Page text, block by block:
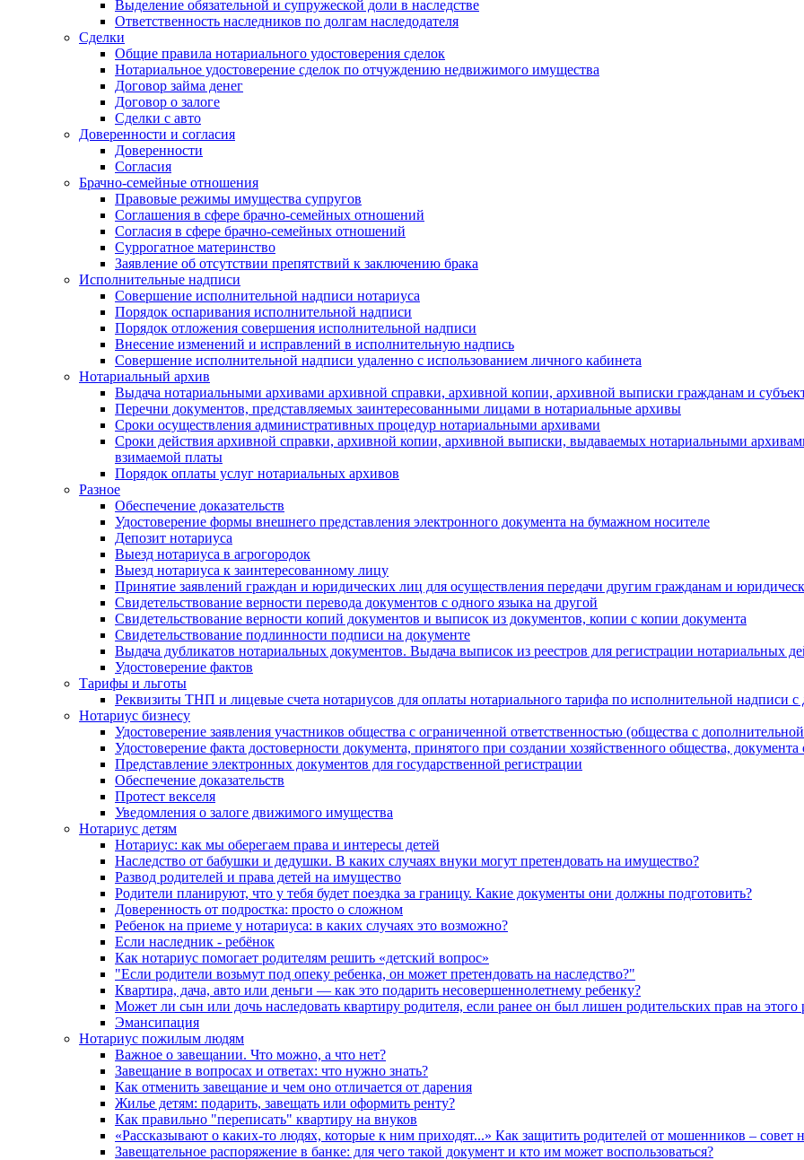
Выделение обязательной и супружеской доли в наследстве
Ответственность наследников по долгам наследодателя
Сделки
Общие правила нотариального удостоверения сделок
Нотариальное удостоверение сделок по отчуждению недвижимого имущества
Договор займа денег
Договор о залоге
Сделки с авто
Доверенности и согласия
Доверенности
Согласия
Брачно-семейные отношения
Правовые режимы имущества супругов
Соглашения в сфере брачно-семейных отношений
Согласия в сфере брачно-семейных отношений
Суррогатное материнство
Заявление об отсутствии препятствий к заключению брака
Исполнительные надписи
Совершение исполнительной надписи нотариуса
Порядок оспаривания исполнительной надписи
Порядок отложения совершения исполнительной надписи
Внесение изменений и исправлений в исполнительную надпись
Совершение исполнительной надписи удаленно с использованием личного кабинета
Нотариальный архив
Выдача нотариальными архивами архивной справки, архивной копии, архивной выписки гражданам и
Перечни документов, представляемых заинтересованными лицами в нотариальные архивы
Сроки осуществления административных процедур нотариальными архивами
Сроки действия архивной справки, архивной копии, архивной выписки, выдаваемых нотариальными
взимаемой платы
Порядок оплаты услуг нотариальных архивов
Разное
Обеспечение доказательств
Удостоверение формы внешнего представления электронного документа на бумажном носителе
Депозит нотариуса
Выезд нотариуса в агрогородок
Выезд нотариуса к заинтересованному лицу
Принятие заявлений граждан и юридических лиц для осуществления передачи другим гражданам и
Свидетельствование верности перевода документов с одного языка на другой
Свидетельствование верности копий документов и выписок из документов, копии с копии документа
Свидетельствование подлинности подписи на документе
Выдача дубликатов нотариальных документов. Выдача выписок из реестров для регистрации нотариальных
Удостоверение фактов
Тарифы и льготы
Реквизиты ТНП и лицевые счета нотариусов для оплаты нотариального тарифа по исполнительной надписи с
Нотариус бизнесу
Удостоверение заявления участников общества с ограниченной ответственностью (общества с
Удостоверение факта достоверности документа, принятого при создании хозяйственного общества,
Представление электронных документов для государственной регистрации
Обеспечение доказательств
Протест векселя
Уведомления о залоге движимого имущества
Нотариус детям
Нотариус: как мы оберегаем права и интересы детей
Наследство от бабушки и дедушки. В каких случаях внуки могут претендовать на имущество?
Развод родителей и права детей на имущество
Родители планируют, что у тебя будет поездка за границу. Какие документы они должны подготовить?
Доверенность от подростка: просто о сложном
Ребенок на приеме у нотариуса: в каких случаях это возможно?
Если наследник - ребёнок
Как нотариус помогает родителям решить «детский вопрос»
"Если родители возьмут под опеку ребенка, он может претендовать на наследство?"
Квартира, дача, авто или деньги — как это подарить несовершеннолетнему ребенку?
Может ли сын или дочь наследовать квартиру родителя, если ранее он был лишен родительских прав на этого
Эмансипация
Нотариус пожилым людям
Важное о завещании. Что можно, а что нет?
Завещание в вопросах и ответах: что нужно знать?
Как отменить завещание и чем оно отличается от дарения
Жилье детям: подарить, завещать или оформить ренту?
Как правильно "переписать" квартиру на внуков
«Рассказывают о каких-то людях, которые к ним приходят...» Как защитить родителей от мошенников – совет
Завещательное распоряжение в банке: для чего такой документ и кто им может воспользоваться?